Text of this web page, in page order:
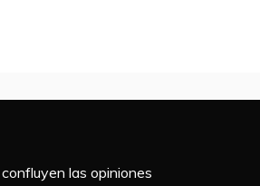
las opiniones